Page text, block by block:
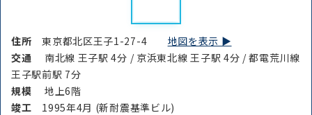
住所東京都北区王子1-27-4 地図を表示 ▶︎
交通
南北線 王子駅 4分 / 京浜東北線 王子駅 4分 / 都電荒川線
王子駅前駅 7分
規模
地上6階
竣⼯ 1995年4月 (新耐震基準ビル)